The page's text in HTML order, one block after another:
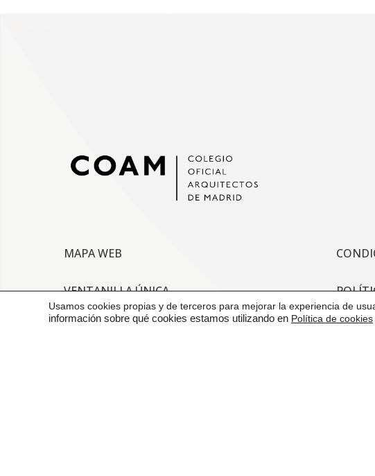
MAPA WEB
VENTANILLA ÚNICA
Usamos cookies propias y de terceros para mejorar la experiencia de
información sobre qué cookies estamos utilizando en Política de cookies